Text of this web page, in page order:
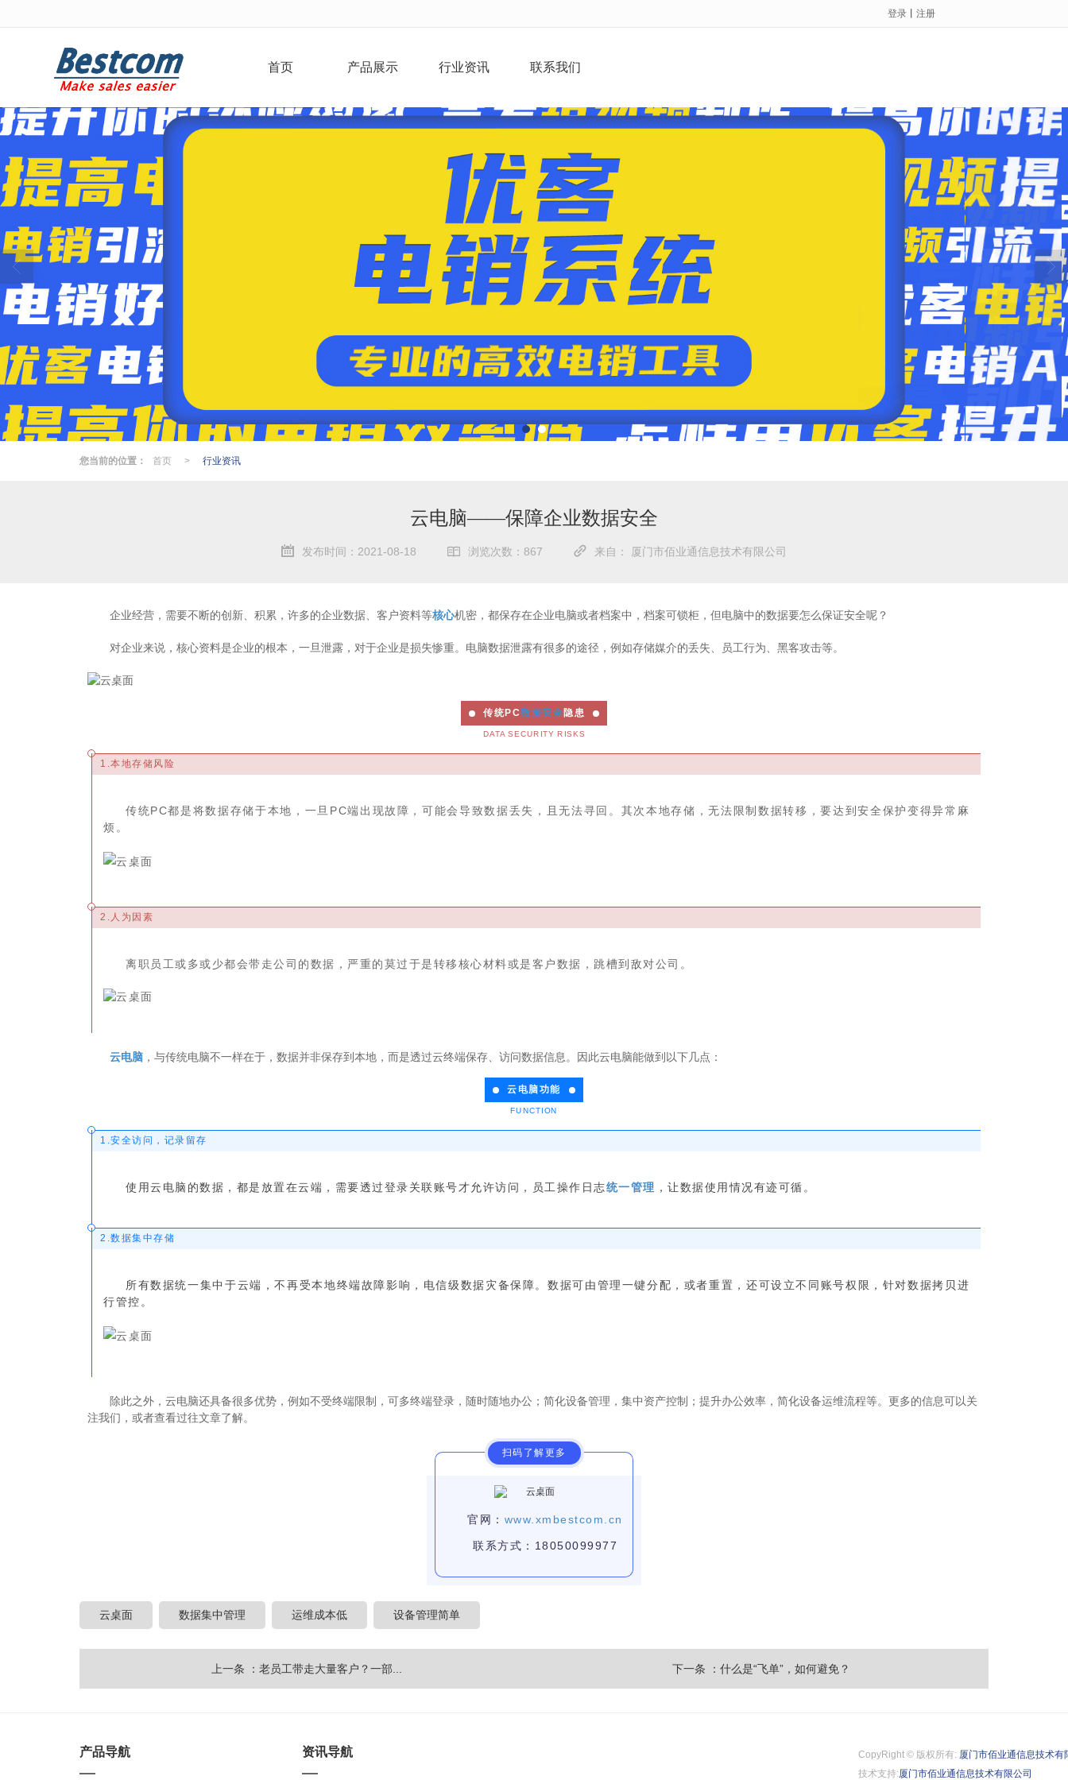
登录 注册
首页 产品展示 行业资讯 联系我们
您当前的位置： 首页 > 行业资讯
云电脑——保障企业数据安全
发布时间：2021-08-18 浏览次数：867 来自： 厦门市佰业通信息技术有限公司
企业经营，需要不断的创新、积累，许多的企业数据、客户资料等核心机密，都保存在企业电脑或者档案中，档案可锁柜，但电脑中的数据要怎么保证安全呢？
对企业来说，核心资料是企业的根本，一旦泄露，对于企业是损失惨重。电脑数据泄露有很多的途径，例如存储媒介的丢失、员工行为、黑客攻击等。
传统PC数据安全 隐患
DATA SECURITY RISKS
1.本地存储风险
传统PC都是将数据存储于本地，一旦PC端出现故障，可能会导致数据丢失，且无法寻回。其次本地存储，无法限制数据转移，要达到安全保护变得异常麻
烦。
2.人为因素
离职员工或多或少都会带走公司的数据，严重的莫过于是转移核心材料或是客户数据，跳槽到敌对公司。
云电脑 ，与传统电脑不一样在于，数据并非保存到本地，而是透过云终端保存、访问数据信息。因此云电脑能做到以下几点：
云电脑功能
FUNCTION
1.安全访问，记录留存
使用云电脑的数据，都是放置在云端，需要透过登录关联账号才允许访问，员工操作日志统一管理 ，让数据使用情况有迹可循 。
2.数据集中存储
所有数据统一集中于云端，不再受本地终端故障影响，电信级数据灾备保障。数据可由管理一键分配，或者重置，还可设立不同账号权限，针对数据拷贝进
行管控。
除此之外，云电脑还具备很多优势，例如不受终端限制，可多终端登录，随时随地办公；简化设备管理，集中资产控制；提升办公效率，简化设备运维流程等。更多的信息可以关
注我们，或者查看过往文章了解。
扫码了解更多
官网： www.xmbestcom.cn
联系方式：18050099977
云桌面 数据集中管理 运维成本低 设备管理简单
上一条 ：老员工带走大量客户？一部... 下一条 ：什么是“飞单”，如何避免？
产品导航 资讯导航 CopyRight © 版权所有: 厦门市佰业通信息技术有
技术支持:厦门市佰业通信息技术有限公司